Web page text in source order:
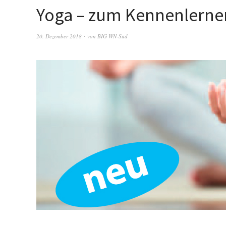
Yoga – zum
20. Dezember 2018 von BIG WN-Süd